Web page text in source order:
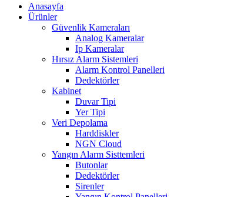
Anasayfa
Ürünler
Güvenlik Kameraları
Analog Kameralar
Ip Kameralar
Hırsız Alarm Sistemleri
Alarm Kontrol Panelleri
Dedektörler
Kabinet
Duvar Tipi
Yer Tipi
Veri Depolama
Harddiskler
NGN Cloud
Yangın Alarm Sisttemleri
Butonlar
Dedektörler
Sirenler